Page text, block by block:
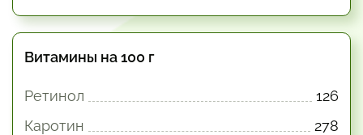
Витамины на 100 г
Ретинол
126
Каротин
278